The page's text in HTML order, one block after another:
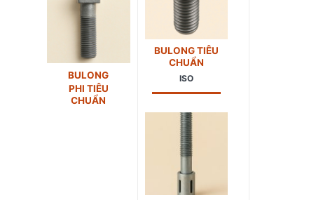
BULONG
PHI TIÊU
CHUẨN
BULONG TIÊU
CHUẨN
ISO